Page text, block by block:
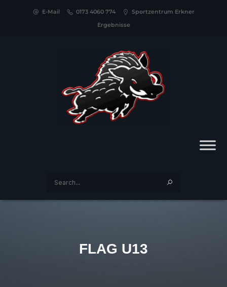
E-Mail 0173 4060 774
Sportzentrum Erkner
Ergebnisse
FLAG U13